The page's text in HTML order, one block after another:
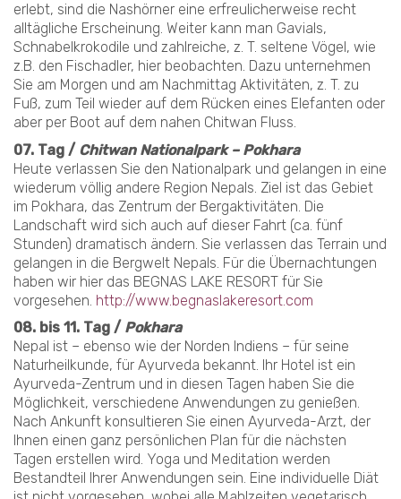
erlebt, sind die Nashörner eine erfreulicherweise recht
alltägliche Erscheinung. Weiter kann man Gavials,
Schnabelkrokodile und zahlreiche, z. T. seltene Vögel, wie
z.B. den Fischadler, hier beobachten. Dazu unternehmen
Sie am Morgen und am Nachmittag Aktivitäten, z. T. zu
Fuß, zum Teil wieder auf dem Rücken eines Elefanten oder
aber per Boot auf dem nahen Chitwan Fluss.
07. Tag / Chitwan Nationalpark – Pokhara
Heute verlassen Sie den Nationalpark und gelangen in eine
wiederum völlig andere Region Nepals. Ziel ist das Gebiet
im Pokhara, das Zentrum der Bergaktivitäten. Die
Landschaft wird sich auch auf dieser Fahrt (ca. fünf
Stunden) dramatisch ändern. Sie verlassen das Terrain und
gelangen in die Bergwelt Nepals. Für die Übernachtungen
haben wir hier das BEGNAS LAKE RESORT für Sie
vorgesehen. http://www.begnaslakeresort.com
08. bis 11. Tag / Pokhara
Nepal ist – ebenso wie der Norden Indiens – für seine
Naturheilkunde, für Ayurveda bekannt. Ihr Hotel ist ein
Ayurveda-Zentrum und in diesen Tagen haben Sie die
Möglichkeit, verschiedene Anwendungen zu genießen.
Nach Ankunft konsultieren Sie einen Ayurveda-Arzt, der
Ihnen einen ganz persönlichen Plan für die nächsten
Tagen erstellen wird. Yoga und Meditation werden
Bestandteil Ihrer Anwendungen sein. Eine individuelle Diät